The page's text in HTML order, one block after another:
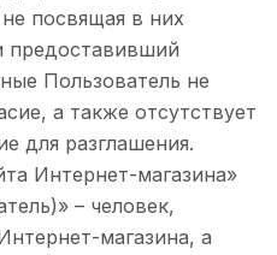
посвящая в них
предоставивший
Пользователь не
а также отсутствует
для разглашения.
Интернет-магазина»
– человек,
магазина, а